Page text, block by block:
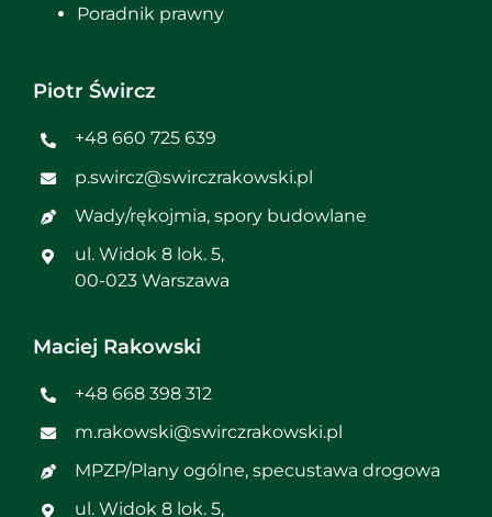
Poradnik prawny
Piotr Śwircz
+48 660 725 639
p.swircz@swirczrakowski.pl
Wady/rękojmia, spory budowlane
ul. Widok 8 lok. 5,
00-023 Warszawa
Maciej Rakowski
+48 668 398 312
m.rakowski@swirczrakowski.pl
MPZP/Plany ogólne, specustawa drogowa
ul. Widok 8 lok. 5,